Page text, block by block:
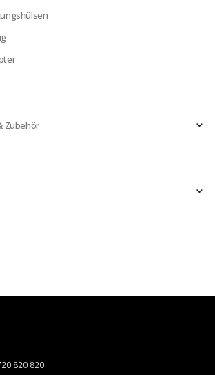
Zubehör
820 820